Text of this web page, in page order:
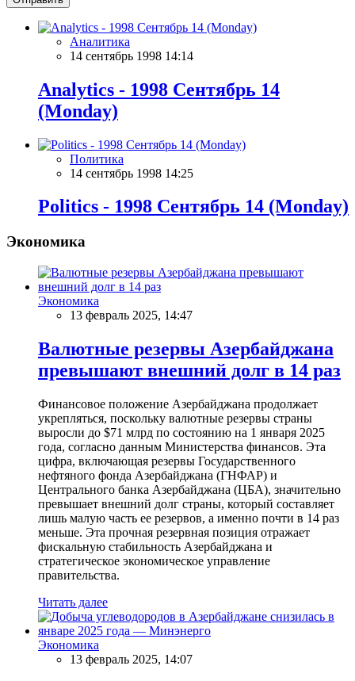
Аналитика
14 сентябрь 1998 14:14
Analytics - 1998 Сентябрь 14
(Monday)
Политика
14 сентябрь 1998 14:25
Politics - 1998 Сентябрь 14 (Monday)
Экономика
Экономика
13 февраль 2025, 14:47
Валютные резервы Азербайджана
превышают внешний долг в 14 раз
Финансовое положение Азербайджана продолжает
укрепляться, поскольку валютные резервы страны
выросли до $71 млрд по состоянию на 1 января 2025
года, согласно данным Министерства финансов. Эта
цифра, включающая резервы Государственного
нефтяного фонда Азербайджана (ГНФАР) и
Центрального банка Азербайджана (ЦБА), значительно
превышает внешний долг страны, который составляет
лишь малую часть ее резервов, а именно почти в 14 раз
меньше. Эта прочная резервная позиция отражает
фискальную стабильность Азербайджана и
стратегическое экономическое управление
правительства.
Читать далее
Экономика
13 февраль 2025, 14:07